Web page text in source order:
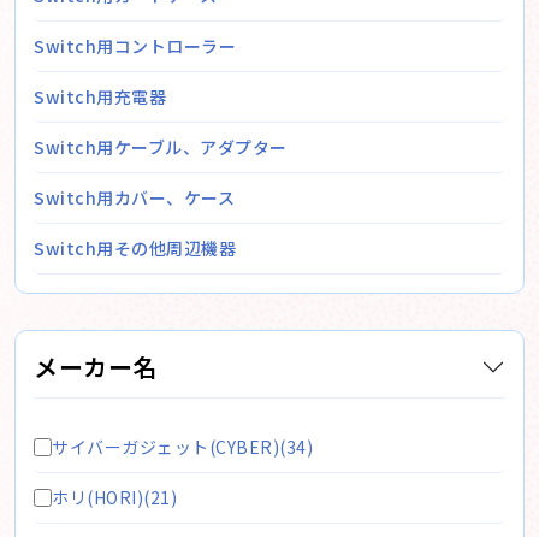
Switch用コントローラー
Switch用充電器
Switch用ケーブル、アダプター
Switch用カバー、ケース
Switch用その他周辺機器
メーカー名
サイバーガジェット(CYBER)(34)
ホリ(HORI)(21)